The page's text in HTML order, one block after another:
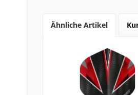
Ähnliche Artikel